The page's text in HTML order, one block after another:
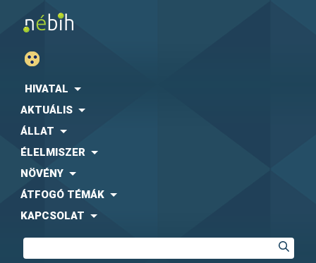
HIVATAL
AKTUÁLIS
ÁLLAT
ÉLELMISZER
NÖVÉNY
ÁTFOGÓ TÉMÁK
KAPCSOLAT